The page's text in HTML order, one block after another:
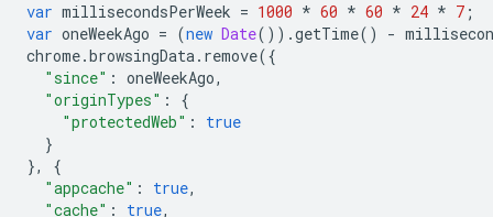
var millisecondsPerWeek = 1000 * 60 * 60 * 24 * 7 ;
var oneWeekAgo = (new Date()).getTime() -
chrome.browsingData. remove({
"since" : oneWeekAgo,
"originTypes" :
{
"protectedWeb" :
true
}
},
{
"appcache" : true,
"cache" : true,